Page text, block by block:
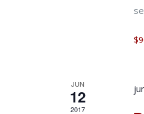
JUN
12
2017